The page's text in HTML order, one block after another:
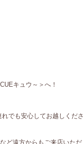
キュウ～＞へ！
でも安心してお越しくださ
ど遠方からもご来店いただ